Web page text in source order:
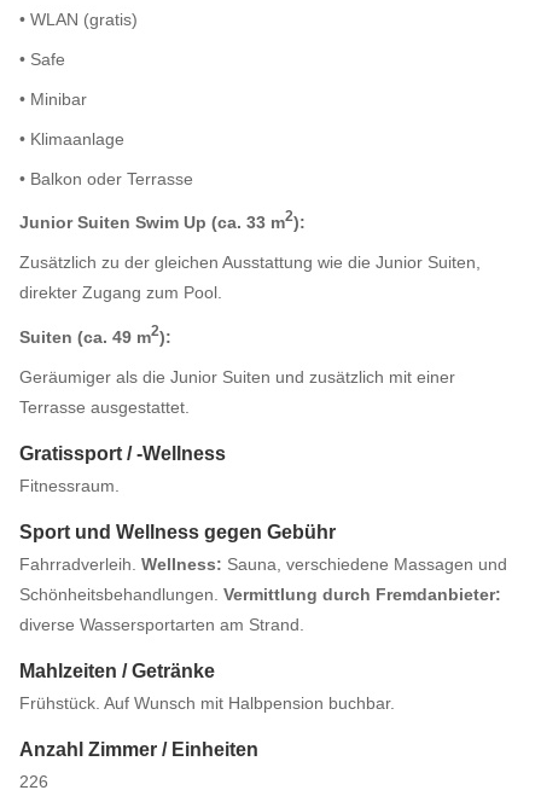
• WLAN (gratis)
• Safe
• Minibar
• Klimaanlage
• Balkon oder Terrasse
Junior Suiten Swim Up (ca. 33 m2):
Zusätzlich zu der gleichen Ausstattung wie die Junior Suiten,
direkter Zugang zum Pool.
Suiten (ca. 49 m2):
Geräumiger als die Junior Suiten und zusätzlich mit einer
Terrasse ausgestattet.
Gratissport / -Wellness
Fitnessraum.
Sport und Wellness gegen Gebühr
Fahrradverleih. Wellness: Sauna, verschiedene Massagen und
Schönheitsbehandlungen. Vermittlung durch Fremdanbieter:
diverse Wassersportarten am Strand.
Mahlzeiten / Getränke
Frühstück. Auf Wunsch mit Halbpension buchbar.
Anzahl Zimmer / Einheiten
226